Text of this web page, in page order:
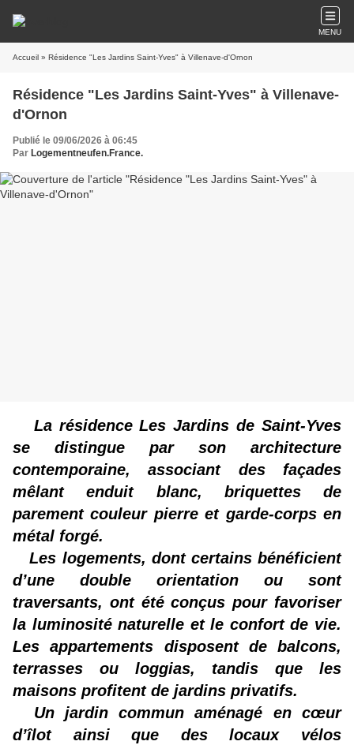
MENU
Accueil » Résidence "Les Jardins Saint-Yves" à Villenave-d'Ornon
Résidence "Les Jardins Saint-Yves" à Villenave-
d'Ornon
Publié le 09/06/2026 à 06:45
Par Logementneufen.France.
La résidence Les Jardins de Saint-Yves
se distingue par son architecture
contemporaine, associant des façades
mêlant enduit blanc, briquettes de
parement couleur pierre et garde-corps en
métal forgé.
Les logements, dont certains bénéficient
d’une double orientation ou sont
traversants, ont été conçus pour favoriser
la luminosité naturelle et le confort de vie.
Les appartements disposent de balcons,
terrasses ou loggias, tandis que les
maisons profitent de jardins privatifs.
Un jardin commun aménagé en cœur
d’îlot ainsi que des locaux vélos